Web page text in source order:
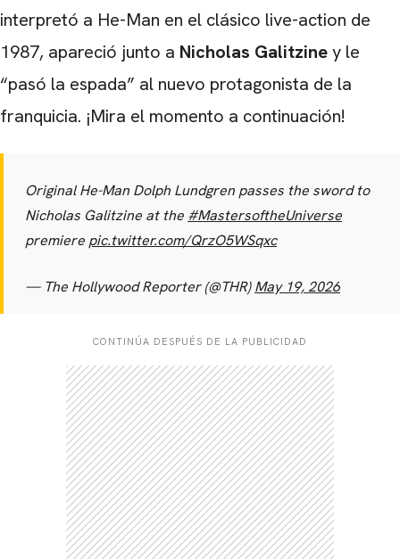
interpretó a He-Man en el clásico live-action de
1987, apareció junto a Nicholas Galitziney le
“pasó la espada” al nuevo protagonista de la
franquicia. ¡Mira el momento a continuación!
Original He-Man Dolph Lundgren passes the sword to
Nicholas Galitzine at the #MastersoftheUniverse
premiere pic.twitter.com/QrzO5WSqxc
— The Hollywood Reporter (@THR)May 19, 2026
CONTINÚA DESPUÉS DE LA PUBLICIDAD